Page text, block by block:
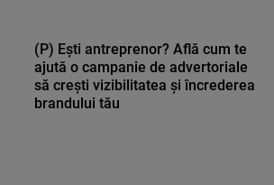
(P) Ești antreprenor? Află cum te
ajută o campanie de advertoriale
să crești vizibilitatea și încrederea
brandului tău